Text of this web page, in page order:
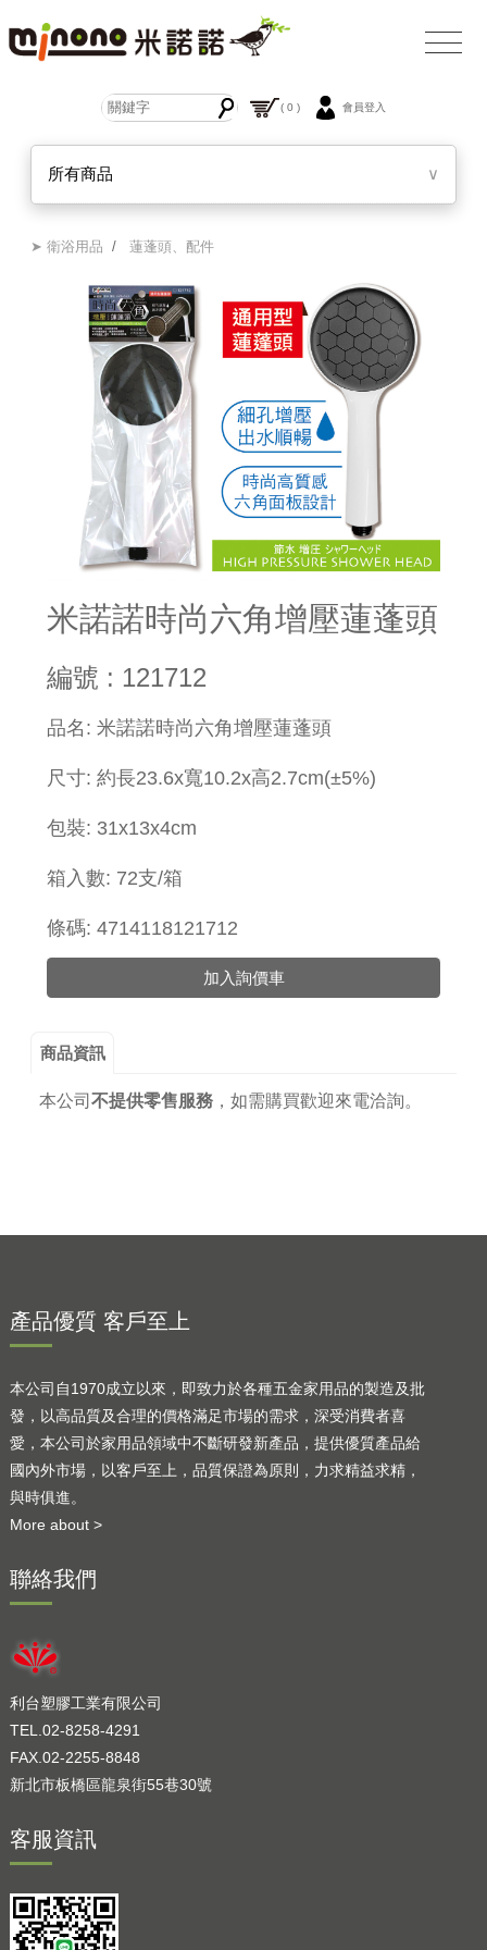
( 0 ) 會員登入
所有商品 ∨
➤ 衛浴用品 /蓮蓬頭、配件
米諾諾時尚六角增壓蓮蓬頭
編號 : 121712
品名: 米諾諾時尚六角增壓蓮蓬頭
尺寸: 約長23.6x寬10.2x高2.7cm(±5%)
包裝: 31x13x4cm
箱入數: 72支/箱
條碼: 4714118121712
加入詢價車
商品資訊
本公司 不提供零售服務， 如需購買歡迎來電洽詢。
產品優質 客戶至上
本公司自1970成立以來，即致力於各種五金家用品的製造及批
發，以高品質及合理的價格滿足市場的需求，深受消費者喜
愛，本公司於家用品領域中不斷研發新產品，提供優質產品給
國內外市場，以客戶至上，品質保證為原則，力求精益求精，
與時俱進。
More about >
聯絡我們
利台塑膠工業有限公司
TEL.02-8258-4291
FAX.02-2255-8848
新北市板橋區龍泉街55巷30號
客服資訊